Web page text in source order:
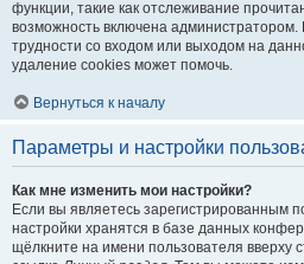
функции, такие как отслеживание
возможность включена
трудности со входом или выходом на
удаление cookies может помочь.
Вернуться к началу
Параметры и настройки
Как мне изменить мои настройки?
Если вы являетесь зарегистрированным
настройки хранятся в базе данных
щёлкните на имени пользователя вверху